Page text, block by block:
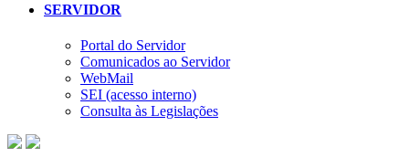
SERVIDOR
Portal do Servidor
Comunicados ao Servidor
WebMail
SEI (acesso interno)
Consulta às Legislações